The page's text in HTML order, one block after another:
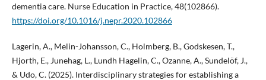
dementia care. Nurse Education in Practice, 48(102866).
https://doi.org/10.1016/j.nepr.2020.102866
Lagerin, A., Melin-Johansson, C., Holmberg, B., Godskesen, T.,
Hjorth, E., Junehag, L., Lundh Hagelin, C., Ozanne, A., Sundelöf, J.,
& Udo, C. (2025). Interdisciplinary strategies for establishing a